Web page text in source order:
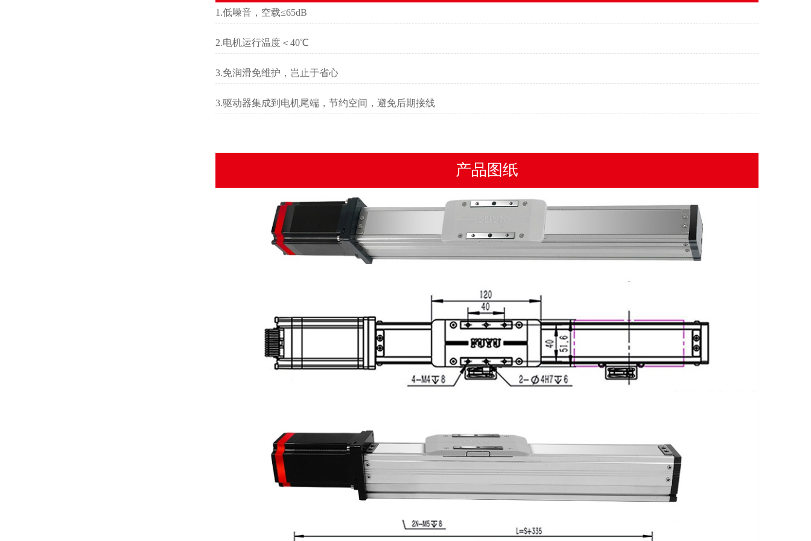
1.低噪音，空载≤65dB
2.电机运行温度＜40℃
3.免润滑免维护，岂止于省心
3.驱动器集成到电机尾端，节约空间，避免后期接线
产品图纸